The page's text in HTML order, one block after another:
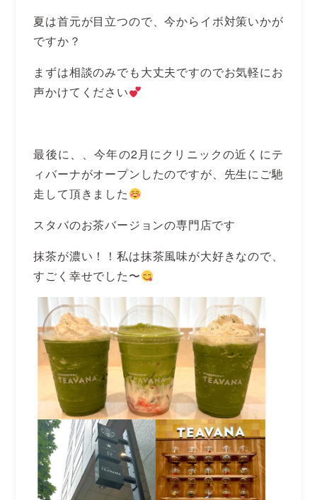
夏は首元が目立つので、今からイボ対策いかが
ですか？
まずは相談のみでも大丈夫ですのでお気軽にお
声かけてください
最後に、、今年の2月にクリニックの近くにテ
ィバーナがオープンしたのですが、先生にご馳
走して頂きました
スタバのお茶バージョンの専門店です
抹茶が濃い！！私は抹茶風味が大好きなので、
すごく幸せでした〜